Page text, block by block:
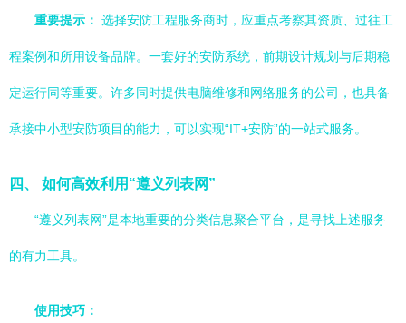
重要提示： 选择安防工程服务商时，应重点考察其资质、过往工
程案例和所用设备品牌。一套好的安防系统，前期设计规划与后期稳
定运行同等重要。许多同时提供电脑维修和网络服务的公司，也具备
承接中小型安防项目的能力，可以实现“IT+安防”的一站式服务。
四、 如何高效利用“遵义列表网”
“遵义列表网”是本地重要的分类信息聚合平台，是寻找上述服务
的有力工具。
使用技巧：